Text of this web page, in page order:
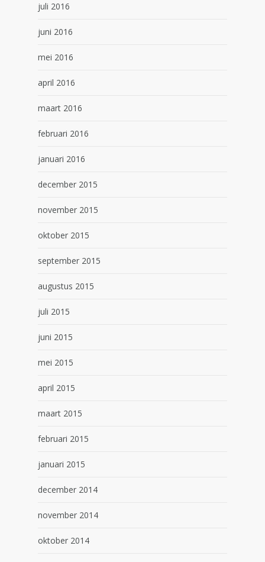
juli 2016
juni 2016
mei 2016
april 2016
maart 2016
februari 2016
januari 2016
december 2015
november 2015
oktober 2015
september 2015
augustus 2015
juli 2015
juni 2015
mei 2015
april 2015
maart 2015
februari 2015
januari 2015
december 2014
november 2014
oktober 2014